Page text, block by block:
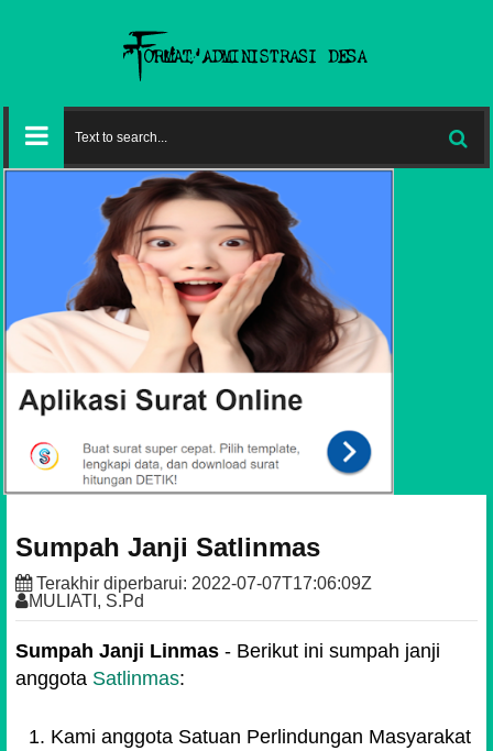
Sumpah Janji Satlinmas
Terakhir diperbarui: 2022-07-07T17:06:09Z
MULIATI, S.Pd
Sumpah Janji Linmas - Berikut ini sumpah janji
anggota Satlinmas:
Kami anggota Satuan Perlindungan Masyarakat